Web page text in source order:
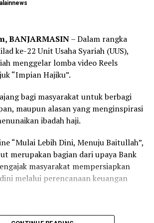
0
Selatan, di antaranya Ketua
Selatan, Bupati Hulu Sungai
TNI, Polri, dan pemerintah daerah.
Gubernur H. Muhidin mengajak
sekaligus membangun
Banua.
mendapat bimbingan dan petunjuk
nama Pemerintah Provinsi
saya menyampaikan apresiasi
XXII/Tambun Bungai beserta seluruh
kompetisi yang menjadi
sampai Gubernur H. Muhidin.
BANJARMASIN– Dalam rangka
ke-22 Unit Usaha Syariah (UUS),
menggelar lomba video Reels
“Impian Hajiku”.
bagi masyarakat untuk berbagi
maupun alasan yang menginspirasi
ibadah haji.
“Mulai Lebih Dini, Menuju Baitullah”,
merupakan bagian dari upaya Bank
masyarakat mempersiapkan
melalui perencanaan keuangan